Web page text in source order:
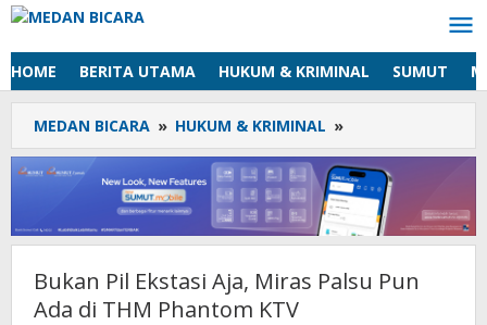
Lewati
konten
HOME BERITA UTAMA HUKUM & KRIMINAL SUMUT
MEDAN BICARA » HUKUM & KRIMINAL »
Pil
Ekstasi
Aja,
Miras
Palsu
Ada
Bukan Pil Ekstasi Aja, Miras Palsu Pun
Ada di THM Phantom KTV